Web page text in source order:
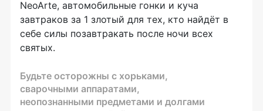
NeoArte, автомобильные гонки и куча
завтраков за 1 злотый для тех, кто найдёт в
себе силы позавтракать после ночи всех
святых.
Будьте осторожны с хорьками,
сварочными аппаратами,
неопознанными предметами и долгами